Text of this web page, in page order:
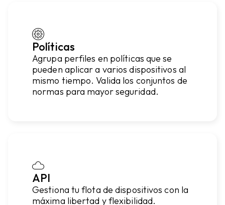
Políticas
Agrupa perfiles en políticas que se
pueden aplicar a varios dispositivos al
mismo tiempo. Valida los conjuntos de
normas para mayor seguridad.
API
Gestiona tu flota de dispositivos con la
máxima libertad y flexibilidad.